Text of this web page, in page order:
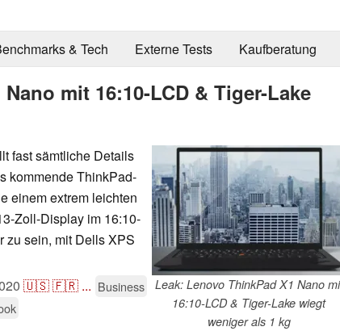
& Tech Externe Tests Kaufberatung
mit 16:10-LCD & Tiger-Lake
Leak: Lenovo ThinkPad X1 Nano
16:10-LCD & Tiger-Lake wiegt
weniger als 1 kg
fast sämtliche Details
kommende ThinkPad-
einem extrem leichten
Zoll-Display im 16:10-
zu sein, mit Dells XPS
🇺🇸🇫🇷 ... Business